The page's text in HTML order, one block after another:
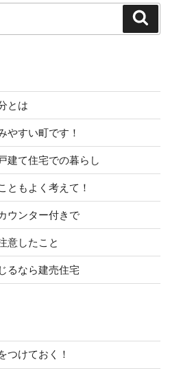
とは
やすい町です！
建て住宅での暮らし
ともよく考えて！
ウンター付きで
意したこと
るなら建売住宅
つけておく！